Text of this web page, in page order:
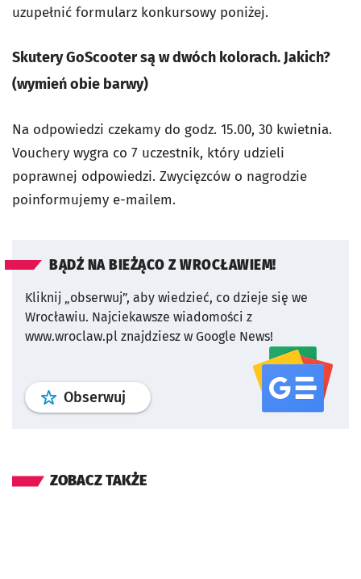
uzupełnić formularz konkursowy poniżej.
Skutery GoScooter są w dwóch kolorach. Jakich?
(wymień obie barwy)
Na odpowiedzi czekamy do godz. 15.00, 30 kwietnia.
Vouchery wygra co 7 uczestnik, który udzieli
poprawnej odpowiedzi. Zwycięzców o nagrodzie
poinformujemy e-mailem.
BĄDŹ NA BIEŻĄCO Z WROCŁAWIEM!
Kliknij „obserwuj”, aby wiedzieć, co dzieje się we
Wrocławiu. Najciekawsze wiadomości z
www.wroclaw.pl znajdziesz w Google News!
Obserwuj profil serwisu
ZOBACZ TAKŻE